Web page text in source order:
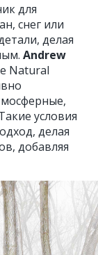
для
снег или
делая
Andrew
Natural
условия
делая
добавляя